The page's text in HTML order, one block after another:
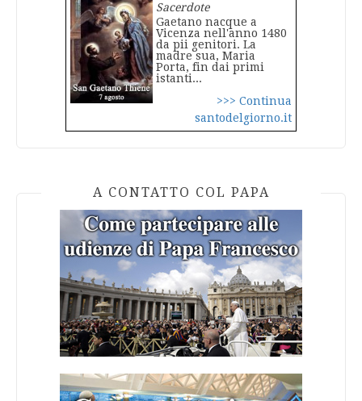
Sacerdote
Gaetano nacque a
Vicenza nell'anno 1480
da pii genitori. La
madre sua, Maria
Porta, fin dai primi
istanti...
>>> Continua
santodelgiorno.it
A CONTATTO COL PAPA